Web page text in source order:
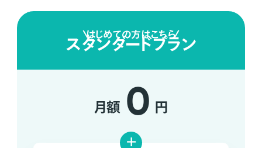
はじめての方はこちら
スタンダードプラン
月額 0 円
+